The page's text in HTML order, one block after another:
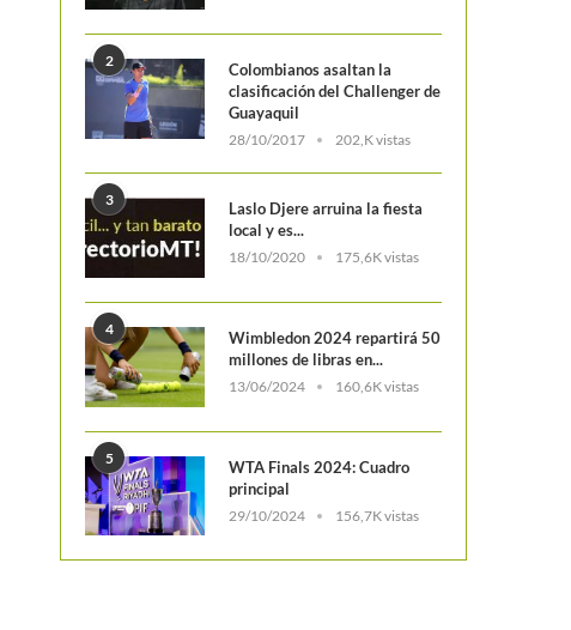
2
Colombianos asaltan la
clasificación del Challenger de
Guayaquil
28/10/2017 202,K vistas
3
Laslo Djere arruina la fiesta
local y es...
18/10/2020 175,6K vistas
4
Wimbledon 2024 repartirá 50
millones de libras en...
13/06/2024 160,6K vistas
5
WTA Finals 2024: Cuadro
principal
29/10/2024 156,7K vistas